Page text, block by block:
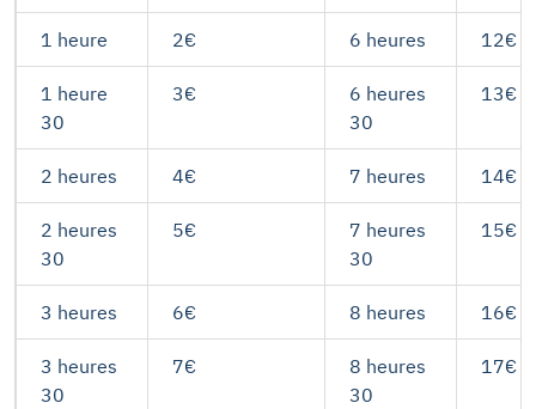
1 heure 2€ 6 heures 12€
1 heure
30
3€
6 heures
30
13€
2 heures 4€ 7 heures 14€
2 heures
30
5€
7 heures
30
15€
3 heures 6€ 8 heures 16€
3 heures
30
7€
8 heures
30
17€